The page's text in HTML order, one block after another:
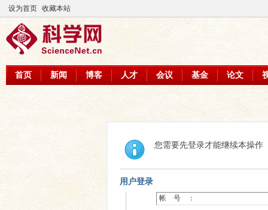
设为首页 收藏本站
首页 新闻 博客 人才 会议 基金 论文
您需要先登录才能继续本操作
用户登录
帐 号 ：